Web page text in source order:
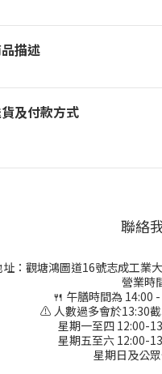
描述
及付款方式
聯絡
址：觀塘鴻圖道16號志成工業
營業時
🍴 午膳時間為 14:00
⚠ 人數過多會於13:30
星期一至四 12:00-
星期五至六 12:00-
星期日及公